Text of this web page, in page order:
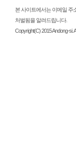
본 사이트에서는 이메일 주
처벌됨을 알려드립니다.
Copyright(C) 2015 Andong-si.